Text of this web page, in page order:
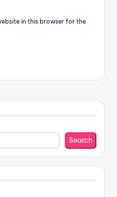
in this browser for the
Search